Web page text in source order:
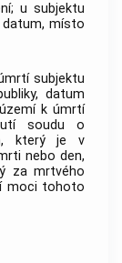
u subjektu
datum, místo
subjektu
datum
k úmrtí
soudu o
který je v
nebo den,
za mrtvého
moci tohoto